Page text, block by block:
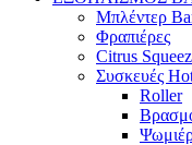
Μπλέντερ
Φραπιέρες
Citrus
Συσκευές
Roller